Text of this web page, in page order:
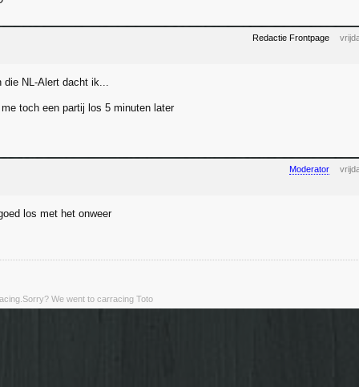
Redactie Frontpage
die NL-Alert dacht ik...
toch een partij los 5 minuten later
Moderator
los met het onweer
We went to carracing Toto